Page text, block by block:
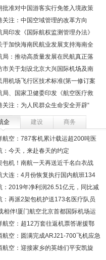
批准对中国游客实行免签入境政策
关注：中国空域管理的改革方向
局印发《国际航权监测管理办法》
于加快海南民航业发展支持海南全
局：推动高质量发展在民航真正落
市关于划设北京大兴国际机场及南
用机场飞行区技术标准(第一修订案
局、国家卫健委印发《航空医疗救
关注：为人民群众生命安全开辟“
企 建设 商务
航空：787客机累计载运超200吨医
：今天，来赴春天的约定
包机！南航一天再送近千名白衣战
大连：4月份恢复执行国内航班134
：2019年净利润26.51亿元，同比减
：再派2架包机护送173名医疗队员
相伴!厦门航空北京首都国际机场运
航空：超12万套往返机票答谢援鄂
航空：圆满完成ARJ21-700飞机应急
航空：迎接家乡的英雄们平安凯旋